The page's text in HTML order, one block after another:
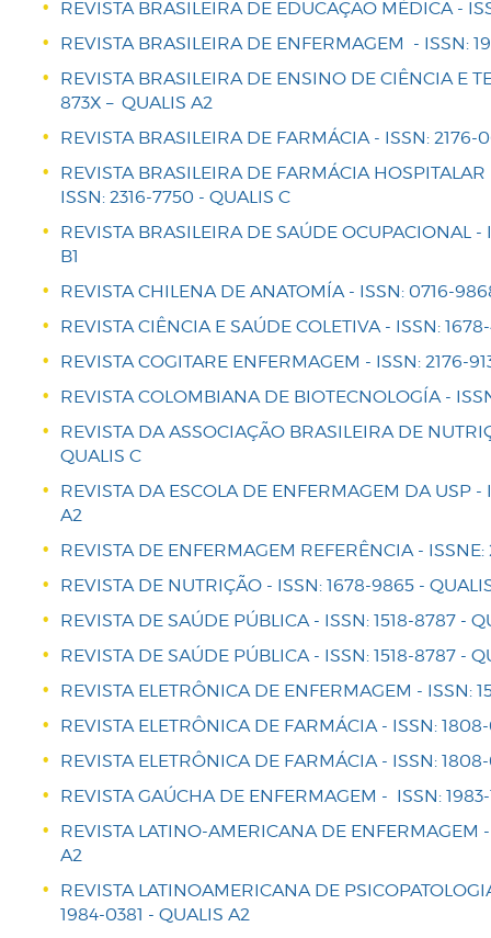
REVISTA BRASILEIRA DE EDUCAÇÃO MÉDICA -
REVISTA BRASILEIRA DE ENFERMAGEM - ISSN:
REVISTA BRASILEIRA DE ENSINO DE CIÊNCIA E
873X – QUALIS A2
REVISTA BRASILEIRA DE FARMÁCIA - ISSN: 2176-
REVISTA BRASILEIRA DE FARMÁCIA
ISSN: 2316-7750 - QUALIS C
REVISTA BRASILEIRA DE SAÚDE OCUPACIONAL -
B1
REVISTA CHILENA DE ANATOMÍA - ISSN: 0716-
REVISTA CIÊNCIA E SAÚDE COLETIVA - ISSN:
REVISTA COGITARE ENFERMAGEM - ISSN: 2176-
REVISTA COLOMBIANA DE BIOTECNOLOGÍA -
REVISTA DA ASSOCIAÇÃO BRASILEIRA DE
QUALIS C
REVISTA DA ESCOLA DE ENFERMAGEM DA USP
A2
REVISTA DE ENFERMAGEM REFERÊNCIA -
REVISTA DE NUTRIÇÃO - ISSN: 1678-9865 -
REVISTA DE SAÚDE PÚBLICA - ISSN: 1518-8787 -
REVISTA DE SAÚDE PÚBLICA - ISSN: 1518-8787 -
REVISTA ELETRÔNICA DE ENFERMAGEM - ISSN:
REVISTA ELETRÔNICA DE FARMÁCIA - ISSN:
REVISTA ELETRÔNICA DE FARMÁCIA - ISSN:
REVISTA GAÚCHA DE ENFERMAGEM - ISSN:
REVISTA LATINO-AMERICANA DE ENFERMAGEM
A2
REVISTA LATINOAMERICANA DE
1984-0381 - QUALIS A2